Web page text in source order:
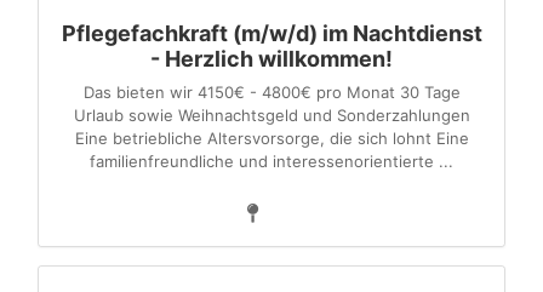
Pflegefachkraft (m/w/d) im Nachtdienst
- Herzlich willkommen!
Das bieten wir 4150€ - 4800€ pro Monat 30 Tage
Urlaub sowie Weihnachtsgeld und Sonderzahlungen
Eine betriebliche Altersvorsorge, die sich lohnt Eine
familienfreundliche und interessenorientierte ...